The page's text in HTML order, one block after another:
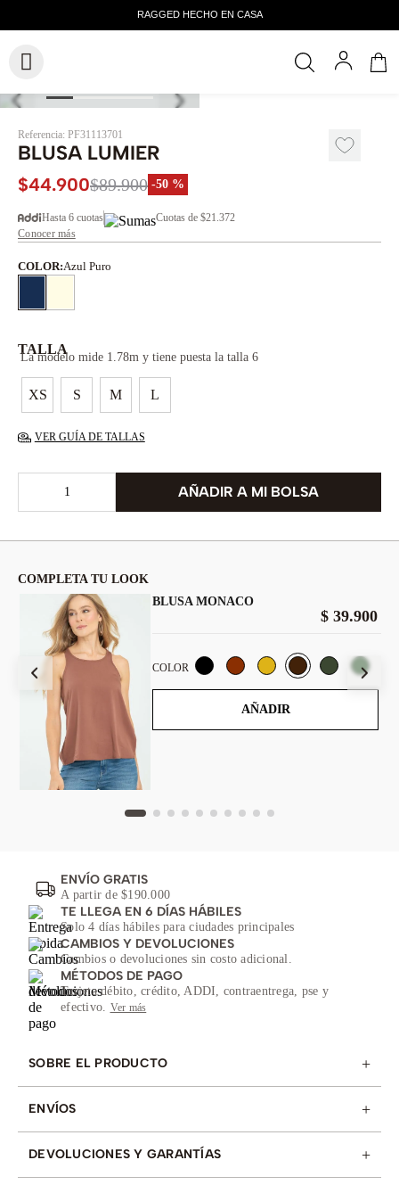
Referencia: PF31113701
BLUSA LUMIER
$44.900$89.900 -50 %
Hasta 6 cuotas Cuotas de $21.372
Conocer más
COLOR:Azul Puro
TALLA
XS S M L
La modelo mide 1.78m y tiene puesta la talla 6
VER GUÍA DE TALLAS
COMPLETA TU LOOK
BLUSA MONACO
$ 39.900
COLOR
AÑADIR
ENVÍO GRATIS
A partir de $190.000
TE LLEGA EN 6 DÍAS HÁBILES
Solo 4 días hábiles para ciudades principales
CAMBIOS Y DEVOLUCIONES
Cambios o devoluciones sin costo adicional.
MÉTODOS DE PAGO
Tarjeta débito, crédito, ADDI, contraentrega, pse y
efectivo. Ver más
SOBRE EL PRODUCTO +
ENVÍOS +
DEVOLUCIONES Y GARANTÍAS +